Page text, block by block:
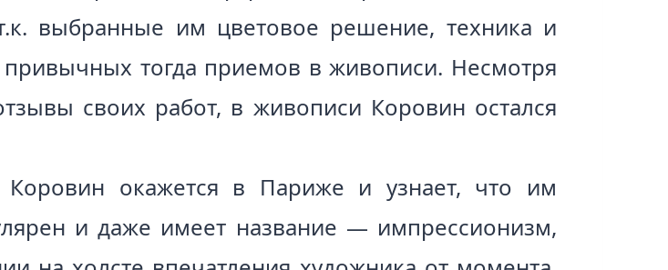
выбранные им цветовое решение, техника и
тогда приемов в живописи. Несмотря
своих работ, в живописи Коровин остался
Коровин окажется в Париже и узнает, что им
и даже имеет название — импрессионизм,